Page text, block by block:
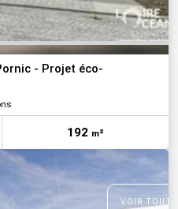
- Projet éco-
192 m²
VOIR